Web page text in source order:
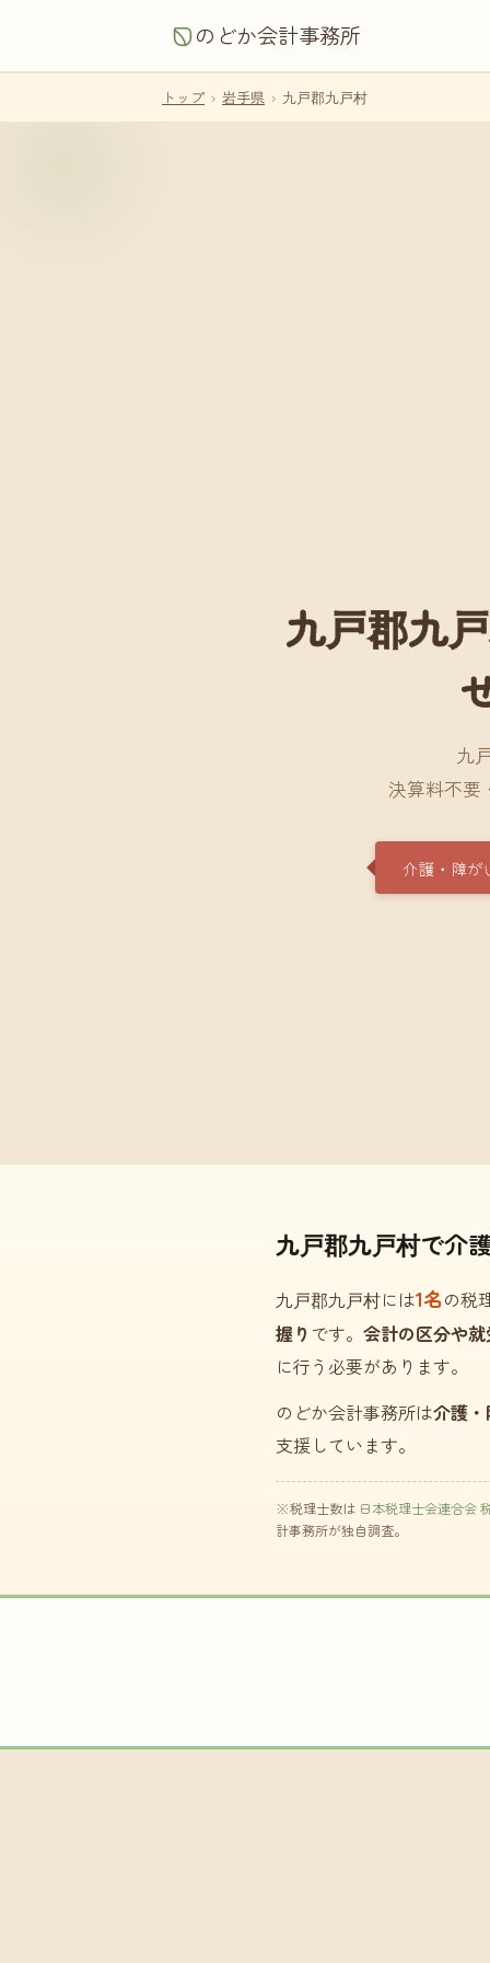
のどか会計事務所
トップ › 岩手県 › 九戸郡九戸村
九戸郡九
九
決算料不要
介護・障が
九戸郡九戸村で介
九戸郡九戸村には1名の税
握り です。 会計の区分や
に行う必要があります。
のどか会計事務所は介護
支援しています。
※税理士数は 日本税理士会連合会
計事務所が独自調査。